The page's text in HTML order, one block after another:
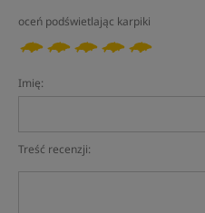
oceń podświetlając karpiki
Imię:
Treść recenzji: